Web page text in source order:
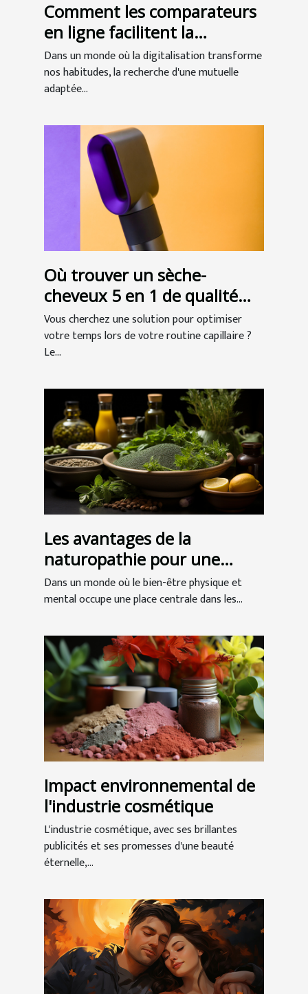
Comment les comparateurs
en ligne facilitent la
recherche de mutuelles
seniors
Dans un monde où la digitalisation transforme
nos habitudes, la recherche d'une mutuelle
adaptée...
Où trouver un sèche-
cheveux 5 en 1 de qualité
professionnelle ?
Vous cherchez une solution pour optimiser
votre temps lors de votre routine capillaire ?
Le...
Les avantages de la
naturopathie pour une
meilleure santé globale
Dans un monde où le bien-être physique et
mental occupe une place centrale dans les...
Impact environnemental de
l'industrie cosmétique
L'industrie cosmétique, avec ses brillantes
publicités et ses promesses d'une beauté
éternelle,...